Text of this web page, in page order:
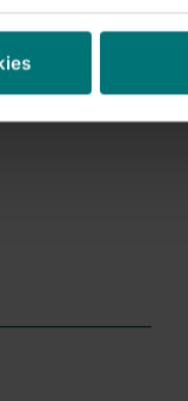
Swaps mit